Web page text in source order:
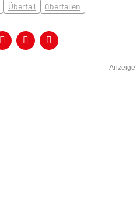
Überfall überfallen
Anzeige